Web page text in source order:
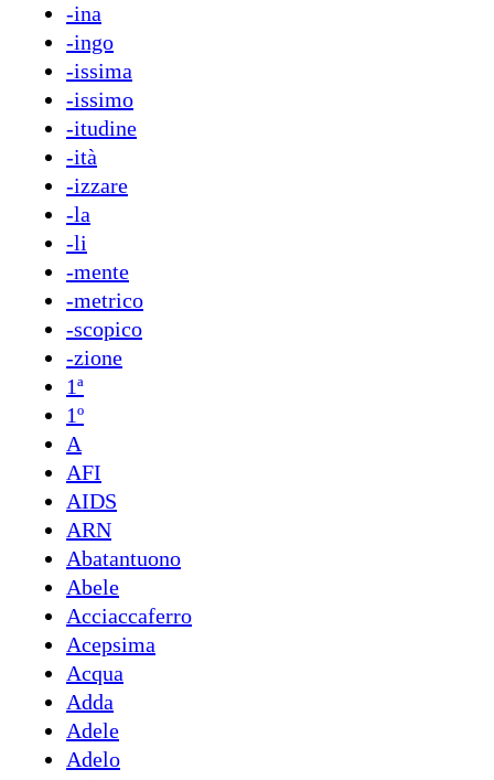
-ina
-ingo
-issima
-issimo
-itudine
-ità
-izzare
-la
-li
-mente
-metrico
-scopico
-zione
1ª
1º
A
AFI
AIDS
ARN
Abatantuono
Abele
Acciaccaferro
Acepsima
Acqua
Adda
Adele
Adelo